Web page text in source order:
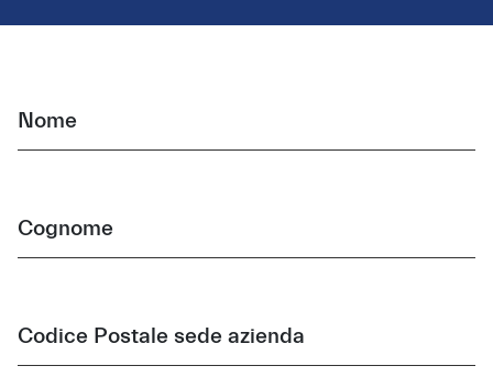
Nome
Cognome
Codice Postale sede azienda